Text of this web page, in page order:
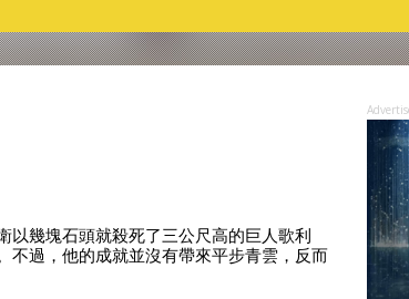
以幾塊石頭就殺死了三公尺高的巨人歌利
不過，他的成就並沒有帶來平步青雲，反而